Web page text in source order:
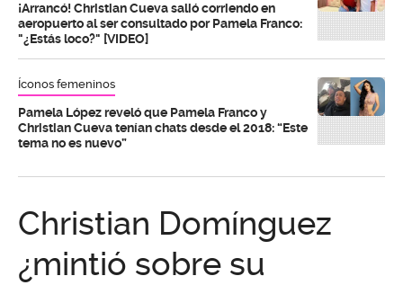
¡Arrancó! Christian Cueva salió corriendo en
aeropuerto al ser consultado por Pamela Franco:
"¿Estás loco?" [VIDEO]
Íconos femeninos
Pamela López reveló que Pamela Franco y
Christian Cueva tenían chats desde el 2018: “Este
tema no es nuevo”
Christian Domínguez
¿mintió sobre su